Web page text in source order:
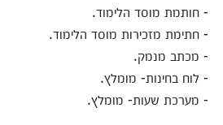
- חותמת מוסד הלימוד.
- חתימת מזכירות מוסד הלימוד.
- מכתב מנמק.
- לוח בחינות- מומלץ.
- מערכת שעות- מומלץ.